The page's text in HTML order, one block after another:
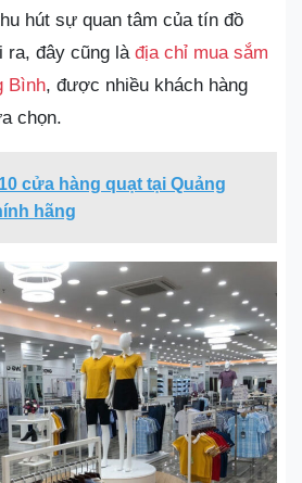
hút sự quan tâm của tín đồ
ra, đây cũng là địa chỉ mua sắm
Bình, được nhiều khách hàng
chọn.
cửa hàng quạt tại Quảng
hãng